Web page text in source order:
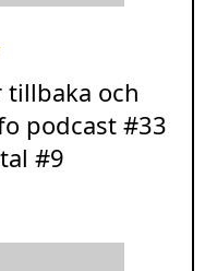
tillbaka och
podcast #33
#9